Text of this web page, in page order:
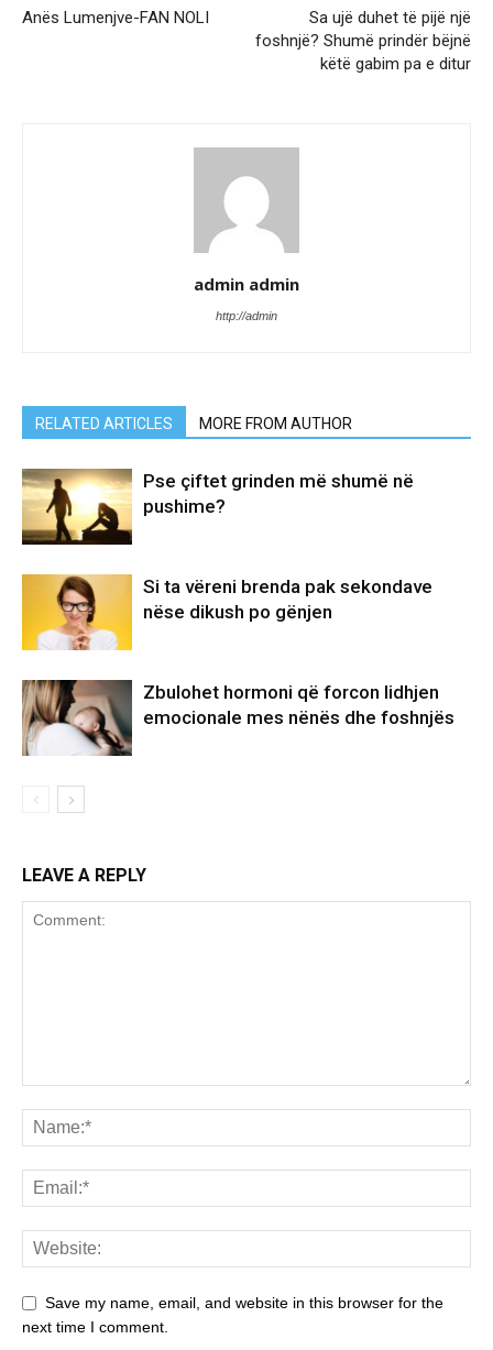
Anës Lumenjve-FAN NOLI
Sa ujë duhet të pijë një
foshnjë? Shumë prindër bëjnë
këtë gabim pa e ditur
admin admin
http://admin
RELATED ARTICLES MORE FROM AUTHOR
Pse çiftet grinden më shumë në
pushime?
Si ta vëreni brenda pak sekondave
nëse dikush po gënjen
Zbulohet hormoni që forcon lidhjen
emocionale mes nënës dhe foshnjës
LEAVE A REPLY
Save my name, email, and website in this browser for the
next time I comment.